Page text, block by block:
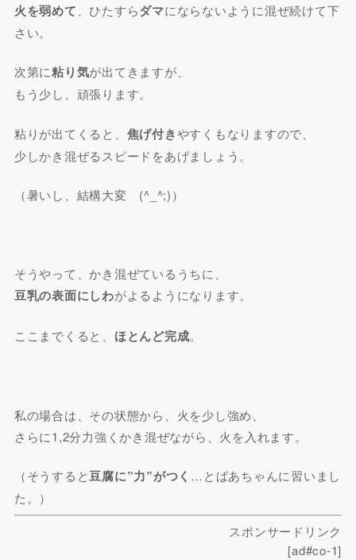
火を弱めて 、ひたすらダマにならないように混ぜ続けて下
さい。
次第に粘り気が出てきますが、
もう少し、頑張ります。
粘りが出てくると、 焦げ付きやすくもなりますので、
少しかき混ぜるスピードをあげましょう。
（暑いし、結構大変 (^_^;)）
そうやって、かき混ぜているうちに、
豆乳の表面にしわがよるようになります。
ここまでくると、 ほとんど完成。
私の場合は、その状態から、火を少し強め、
さらに1,2分力強くかき混ぜながら、火を入れます。
（そうすると豆腐に”力”がつく …とばあちゃんに習いまし
た。）
スポンサードリンク
[ad#co-1]